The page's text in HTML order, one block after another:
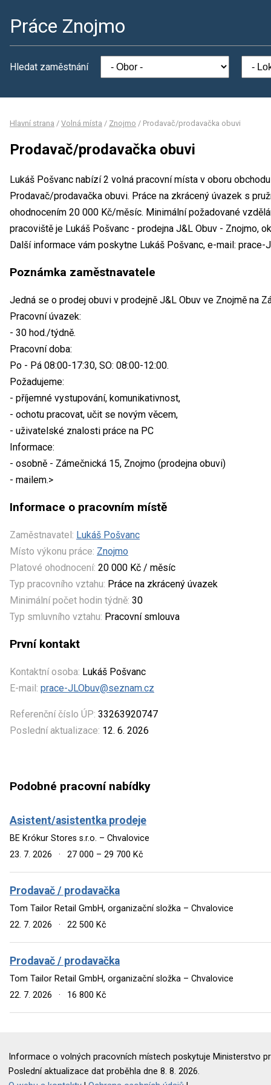
Práce Znojmo
Hledat zaměstnání
Hlavní strana / Volná místa / Znojmo / Prodavač/prodavačka obuvi
Prodavač/prodavačka obuvi
Lukáš Pošvanc nabízí 2 volná pracovní místa v oboru
Prodavač/prodavačka obuvi. Práce na zkrácený úvazek s
ohodnocením 20 000 Kč/měsíc. Minimální požadované
pracoviště je Lukáš Pošvanc - prodejna J&L Obuv - Znojmo,
Další informace vám poskytne Lukáš Pošvanc, e-mail: prace-
Poznámka zaměstnavatele
Jedná se o prodej obuvi v prodejně J&L Obuv ve Znojmě na
Pracovní úvazek:
- 30 hod./týdně.
Pracovní doba:
Po - Pá 08:00-17:30, SO: 08:00-12:00.
Požadujeme:
- příjemné vystupování, komunikativnost,
- ochotu pracovat, učit se novým věcem,
- uživatelské znalosti práce na PC
Informace:
- osobně - Zámečnická 15, Znojmo (prodejna obuvi)
- mailem.>
Informace o pracovním místě
Zaměstnavatel: Lukáš Pošvanc
Místo výkonu práce: Znojmo
Platové ohodnocení: 20 000 Kč / měsíc
Typ pracovního vztahu: Práce na zkrácený úvazek
Minimální počet hodin týdně: 30
Typ smluvního vztahu: Pracovní smlouva
První kontakt
Kontaktní osoba: Lukáš Pošvanc
E-mail: prace-JLObuv@seznam.cz
Referenční číslo ÚP: 33263920747
Poslední aktualizace: 12. 6. 2026
Podobné pracovní nabídky
Asistent/asistentka prodeje
BE Krókur Stores s.r.o. – Chvalovice
23. 7. 2026
· 27 000 – 29 700 Kč
Prodavač / prodavačka
Tom Tailor Retail GmbH, organizační složka – Chvalovice
22. 7. 2026
· 22 500 Kč
Prodavač / prodavačka
Tom Tailor Retail GmbH, organizační složka – Chvalovice
22. 7. 2026
· 16 800 Kč
Informace o volných pracovních místech poskytuje Ministerstvo
Poslední aktualizace dat proběhla dne 8. 8. 2026.